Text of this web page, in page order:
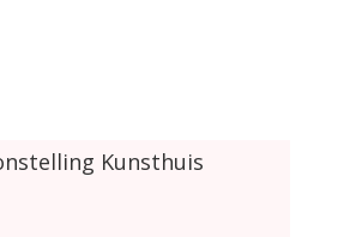
Kunsthuis